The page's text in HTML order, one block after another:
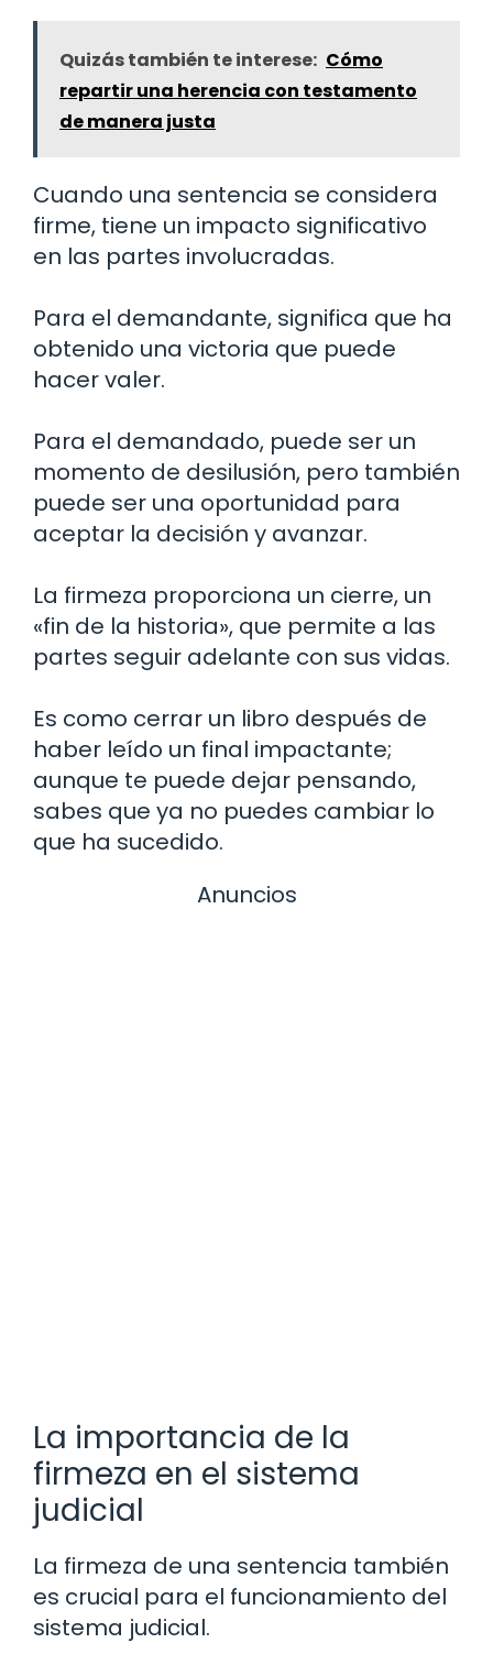
Quizás también te interese: Cómo
repartir una herencia con testamento
de manera justa
Cuando una sentencia se considera
firme, tiene un impacto significativo
en las partes involucradas.
Para el demandante, significa que ha
obtenido una victoria que puede
hacer valer.
Para el demandado, puede ser un
momento de desilusión, pero también
puede ser una oportunidad para
aceptar la decisión y avanzar.
La firmeza proporciona un cierre, un
«fin de la historia», que permite a las
partes seguir adelante con sus vidas.
Es como cerrar un libro después de
haber leído un final impactante;
aunque te puede dejar pensando,
sabes que ya no puedes cambiar lo
que ha sucedido.
Anuncios
La importancia de la
firmeza en el sistema
judicial
La firmeza de una sentencia también
es crucial para el funcionamiento del
sistema judicial.